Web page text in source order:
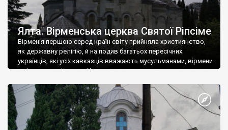
Ялта. Вірменська церква Святої Ріпсіме
Вірменія першою серед країн світу прийняла християнство,
як державну релігію, й на подив багатьох пересічних
українців, які усіх кавказців вважають мусульманами, вірмени
є відданими вірянами Христа